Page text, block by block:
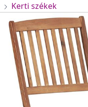
Kerti székek